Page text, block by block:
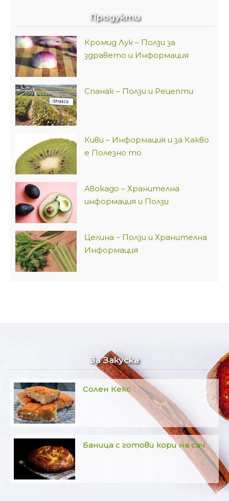
Продукти
Кромид Лук – Ползи за
здравето и Информация
Спанак – Ползи и Рецепти
Киви – Информация и за Какво
е Полезно то
Авокадо – Хранителна
информация и Ползи
Целина – Ползи и Хранителна
Информация
За Закуска
Солен Кекс
Баница с готови кори на сач